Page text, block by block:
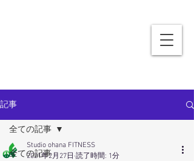
記事
全ての記事
全ての記事
Studio ohana FITNESS
2021年2月27日 読了時間: 1分